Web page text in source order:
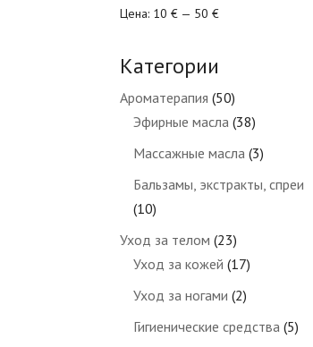
цена
цена
Цена: 10 € — 50 €
Категории
Ароматерапия (50)
Эфирные масла (38)
Массажные масла (3)
Бальзамы, экстракты, спреи
(10)
Уход за телом (23)
Уход за кожей (17)
Уход за ногами (2)
Гигиенические средства (5)